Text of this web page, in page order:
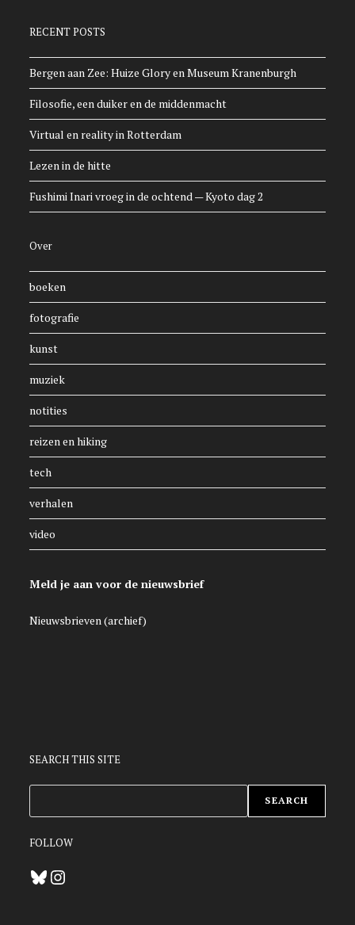
RECENT POSTS
Bergen aan Zee: Huize Glory en Museum Kranenburgh
Filosofie, een duiker en de middenmacht
Virtual en reality in Rotterdam
Lezen in de hitte
Fushimi Inari vroeg in de ochtend — Kyoto dag 2
Over
boeken
fotografie
kunst
muziek
notities
reizen en hiking
tech
verhalen
video
Meld je aan voor de nieuwsbrief
Nieuwsbrieven (archief)
SEARCH THIS SITE
SEARCH
FOLLOW
BlueskyInstagram